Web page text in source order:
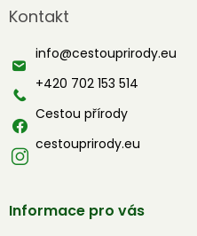
p
t
Kontakt
info@cestouprirody.eu
+420 702 153 514
Cestou přírody
cestouprirody.eu
Informace pro vás